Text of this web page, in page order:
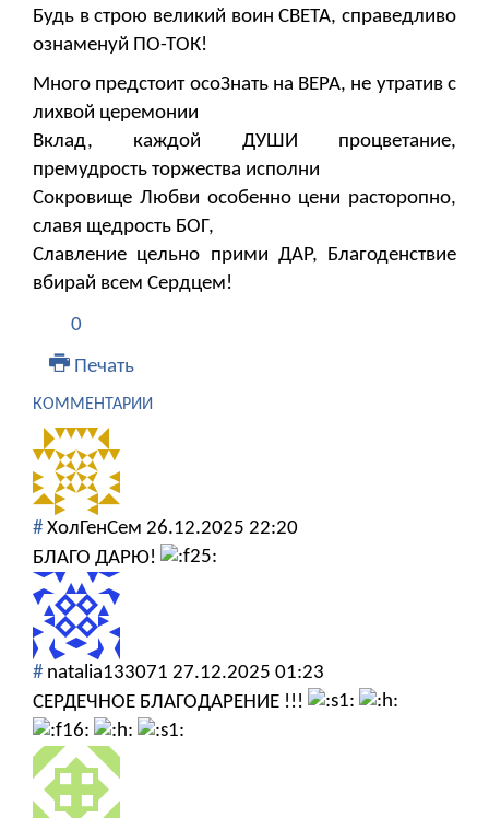
Будь в строю великий воин СВЕТА, справедливо
ознаменуй ПО-ТОК!
Много предстоит осоЗнать на ВЕРА, не утратив с
лихвой церемонии
Вклад, каждой ДУШИ процветание,
премудрость торжества исполни
Сокровище Любви особенно цени расторопно,
славя щедрость БОГ,
Славление цельно прими ДАР, Благоденствие
вбирай всем Сердцем!
0
Печать
КОММЕНТАРИИ
# ХолГенСем 26.12.2025 22:20
БЛАГО ДАРЮ!
# natalia133071 27.12.2025 01:23
СЕРДЕЧНОЕ БЛАГОДАРЕНИЕ !!!